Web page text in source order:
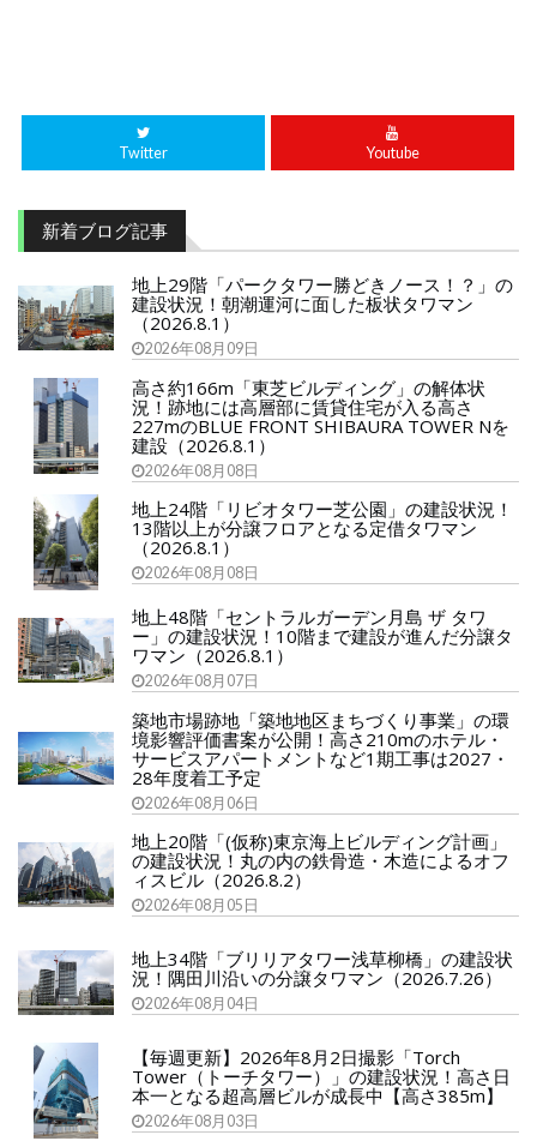
Twitter Youtube
新着ブログ記事
地上29階「パークタワー勝どきノース！？」の
建設状況！朝潮運河に面した板状タワマン
（2026.8.1）
2026年08月09日
高さ約166m「東芝ビルディング」の解体状
況！跡地には高層部に賃貸住宅が入る高さ
227mのBLUE FRONT SHIBAURA TOWER Nを
建設（2026.8.1）
2026年08月08日
地上24階「リビオタワー芝公園」の建設状況！
13階以上が分譲フロアとなる定借タワマン
（2026.8.1）
2026年08月08日
地上48階「セントラルガーデン月島 ザ タワ
ー」の建設状況！10階まで建設が進んだ分譲タ
ワマン（2026.8.1）
2026年08月07日
築地市場跡地「築地地区まちづくり事業」の環
境影響評価書案が公開！高さ210mのホテル・
サービスアパートメントなど1期工事は2027・
28年度着工予定
2026年08月06日
地上20階「(仮称)東京海上ビルディング計画」
の建設状況！丸の内の鉄骨造・木造によるオフ
ィスビル（2026.8.2）
2026年08月05日
地上34階「ブリリアタワー浅草柳橋」の建設状
況！隅田川沿いの分譲タワマン（2026.7.26）
2026年08月04日
【毎週更新】2026年8月2日撮影「Torch
Tower（トーチタワー）」の建設状況！高さ日
本一となる超高層ビルが成長中【高さ385m】
2026年08月03日